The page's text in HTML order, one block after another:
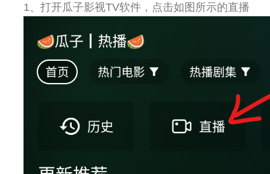
1、打开瓜子影视TV软件，点击如图所示的直播